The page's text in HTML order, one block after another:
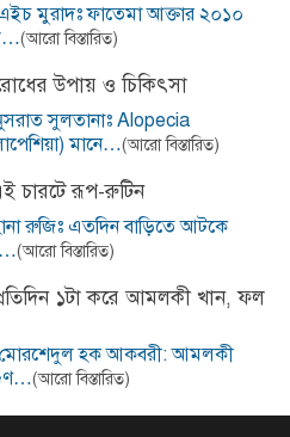
মুরাদঃ ফাতেমা আক্তার ২০১০
(আরো বিস্তারিত)
উপায় ও চিকিৎসা
সুলতানাঃ Alopecia
মানে…(আরো বিস্তারিত)
চারটে রূপ-রুটিন
রুজিঃ এতদিন বাড়িতে আটকে
(আরো বিস্তারিত)
১টা করে আমলকী খান, ফল
হক আকবরী: আমলকী
(আরো বিস্তারিত)